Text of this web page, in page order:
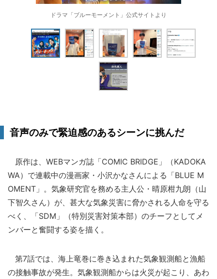
ドラマ「ブルーモーメント」公式サイトより
音声のみで緊迫感のあるシーンに挑んだ
原作は、WEBマンガ誌「COMIC BRIDGE」（KADOKA
WA）で連載中の漫画家・小沢かなさんによる「BLUE M
OMENT」。気象研究官を務める主人公・晴原柑九朗（山
下智久さん）が、甚大な気象災害に脅かされる人命を守る
べく、「SDM」（特別災害対策本部）のチーフとしてメ
ンバーと奮闘する姿を描く。
第7話では、海上竜巻に巻き込まれた気象観測船と漁船
の接触事故が発生。気象観測船からは火災が起こり、あわ